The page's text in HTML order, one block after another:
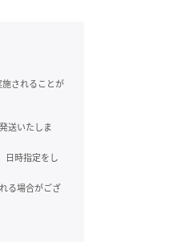
されることが
送いたしま
日時指定をし
る場合がござ